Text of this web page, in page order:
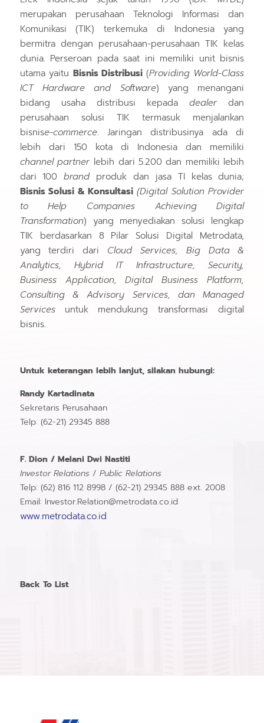
merupakan perusahaan Teknologi Informasi dan
Komunikasi (TIK) terkemuka di Indonesia yang
bermitra dengan perusahaan-perusahaan TIK kelas
dunia. Perseroan pada saat ini memiliki unit bisnis
utama yaitu Bisnis Distribusi (Providing World-Class
ICT Hardware and Software) yang menangani
bidang usaha distribusi kepadadealerdan
perusahaan solusi TIK termasuk menjalankan
bisnise-commerce. Jaringan distribusinya ada di
lebih dari 150 kota di Indonesia dan memiliki
channel partner lebih dari 5.200 dan memiliki lebih
dari 100brand produk dan jasa TI kelas dunia;
Bisnis Solusi & Konsultasi (Digital Solution Provider
to Help Companies Achieving Digital
Transformation) yang menyediakan solusi lengkap
TIK berdasarkan 8 Pilar Solusi Digital Metrodata,
yang terdiri dari Cloud Services, Big Data &
Analytics, Hybrid IT Infrastructure, Security,
Business Application, Digital Business Platform,
Consulting & Advisory Services, dan Managed
Services
untuk mendukung transformasi digital
bisnis.
Untuk keterangan lebih lanjut, silakan hubungi:
Randy Kartadinata
Sekretaris Perusahaan
Telp: (62-21) 29345 888
F. Dion / Melani Dwi Nastiti
Investor Relations / Public Relations
Telp: (62) 816 112 8998 / (62-21) 29345 888 ext. 2008
Email: Investor.Relation@metrodata.co.id
www.metrodata.co.id
Back To List